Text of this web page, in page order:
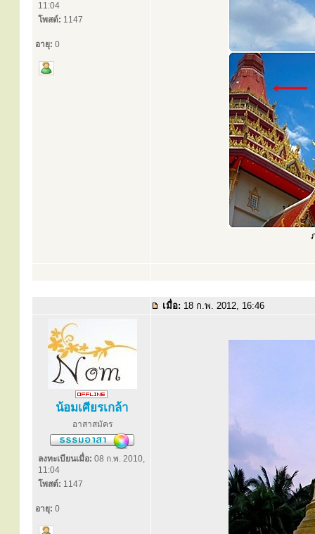
11:04
โพสต์: 1147
อายุ: 0
เมื่อ: 18 ก.พ. 2012, 16:46
น้อมเศียรเกล้า
อาสาสมัคร
ลงทะเบียนเมื่อ: 08 ก.พ. 2010,
11:04
โพสต์: 1147
อายุ: 0